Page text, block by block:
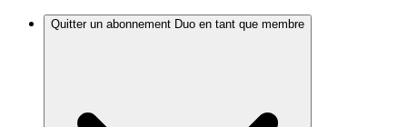
Quitter un abonnement Duo en tant que membre